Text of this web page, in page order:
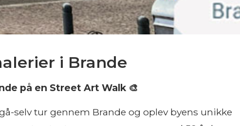
i Brande
på en Street Art Walk 🎨
selv tur gennem Brande og oplev byens unikke